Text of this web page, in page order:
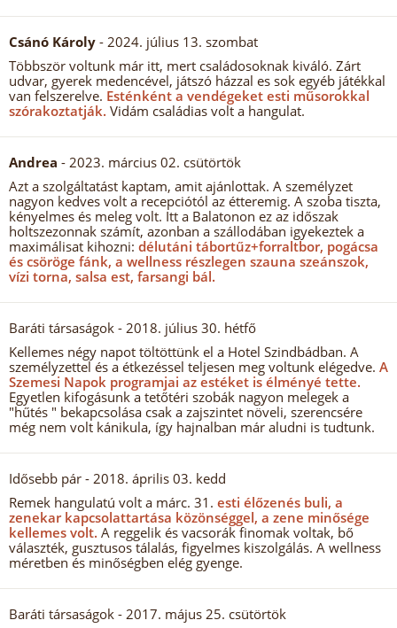
Csánó Károly - 2024. július 13. szombat
Többször voltunk már itt, mert családosoknak kiváló. Zárt
udvar, gyerek medencével, játszó házzal es sok egyéb játékkal
van felszerelve. Esténként a vendégeket esti műsorokkal
szórakoztatják. Vidám családias volt a hangulat.
Andrea - 2023. március 02. csütörtök
Azt a szolgáltatást kaptam, amit ajánlottak. A személyzet
nagyon kedves volt a recepciótól az étteremig. A szoba tiszta,
kényelmes és meleg volt. Itt a Balatonon ez az időszak
holtszezonnak számít, azonban a szállodában igyekeztek a
maximálisat kihozni: délutáni tábortűz+forraltbor, pogácsa
és csöröge fánk, a wellness részlegen szauna szeánszok,
vízi torna, salsa est, farsangi bál.
Baráti társaságok - 2018. július 30. hétfő
Kellemes négy napot töltöttünk el a Hotel Szindbádban. A
személyzettel és a étkezéssel teljesen meg voltunk elégedve. A
Szemesi Napok programjai az estéket is élményé tette.
Egyetlen kifogásunk a tetőtéri szobák nagyon melegek a
"hűtés " bekapcsolása csak a zajszintet növeli, szerencsére
még nem volt kánikula, így hajnalban már aludni is tudtunk.
Idősebb pár - 2018. április 03. kedd
Remek hangulatú volt a márc. 31. esti élőzenés buli, a
zenekar kapcsolattartása közönséggel, a zene minősége
kellemes volt. A reggelik és vacsorák finomak voltak, bő
választék, gusztusos tálalás, figyelmes kiszolgálás. A wellness
méretben és minőségben elég gyenge.
Baráti társaságok - 2017. május 25. csütörtök